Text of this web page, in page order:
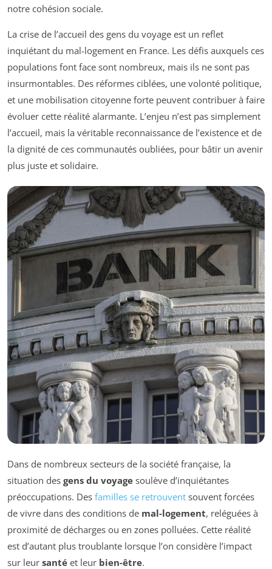
notre cohésion sociale.
La crise de l’accueil des gens du voyage est un reflet
inquiétant du mal-logement en France. Les défis auxquels ces
populations font face sont nombreux, mais ils ne sont pas
insurmontables. Des réformes ciblées, une volonté politique,
et une mobilisation citoyenne forte peuvent contribuer à faire
évoluer cette réalité alarmante. L’enjeu n’est pas simplement
l’accueil, mais la véritable reconnaissance de l’existence et de
la dignité de ces communautés oubliées, pour bâtir un avenir
plus juste et solidaire.
Dans de nombreux secteurs de la société française, la
situation des gens du voyage soulève d’inquiétantes
préoccupations. Des familles se retrouvent souvent forcées
de vivre dans des conditions de mal-logement, reléguées à
proximité de décharges ou en zones polluées. Cette réalité
est d’autant plus troublante lorsque l’on considère l’impact
sur leur santé et leur bien-être.